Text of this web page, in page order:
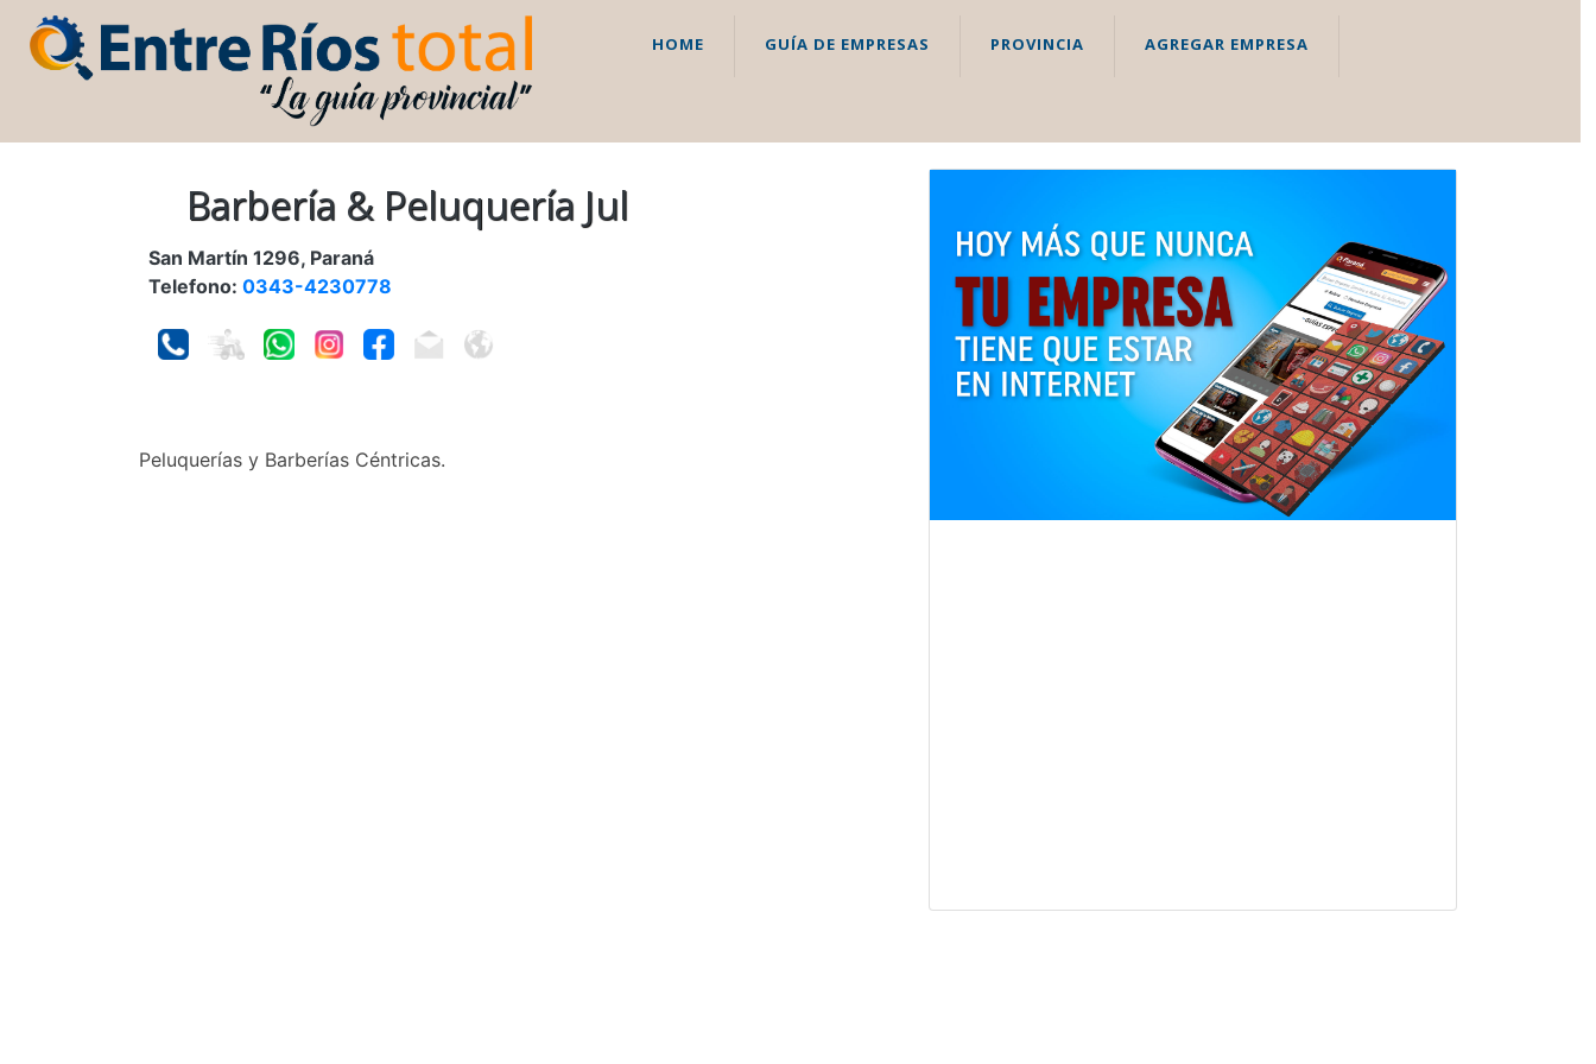
HOME GUÍA DE EMPRESAS PROVINCIA AGREGAR EMPRESA
Barbería & Peluquería Jul
San Martín 1296, Paraná
Telefono: 0343-4230778
Peluquerías y Barberías Céntricas.